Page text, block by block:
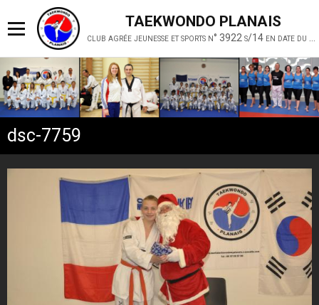
TAEKWONDO PLANAIS
dsc-7759